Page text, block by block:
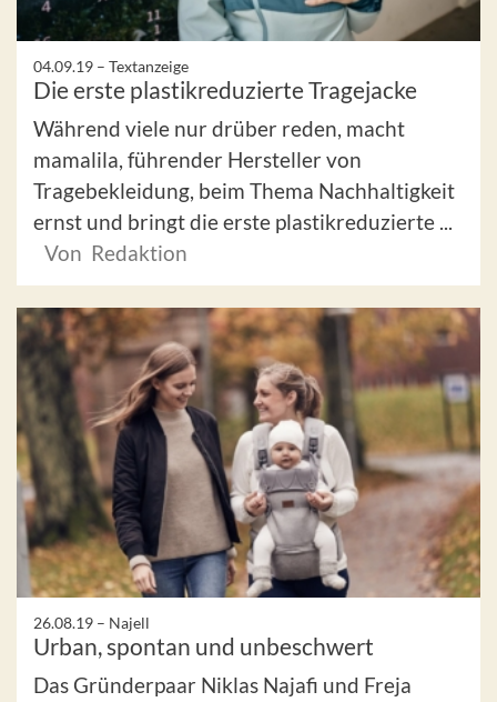
04.09.19 – Textanzeige
Die erste plastikreduzierte Tragejacke
Während viele nur drüber reden, macht
mamalila, führender Hersteller von
Tragebekleidung, beim Thema Nachhaltigkeit
ernst und bringt die erste plastikreduzierte ...
Von Redaktion
26.08.19 – Najell
Urban, spontan und unbeschwert
Das Gründerpaar Niklas Najafi und Freja